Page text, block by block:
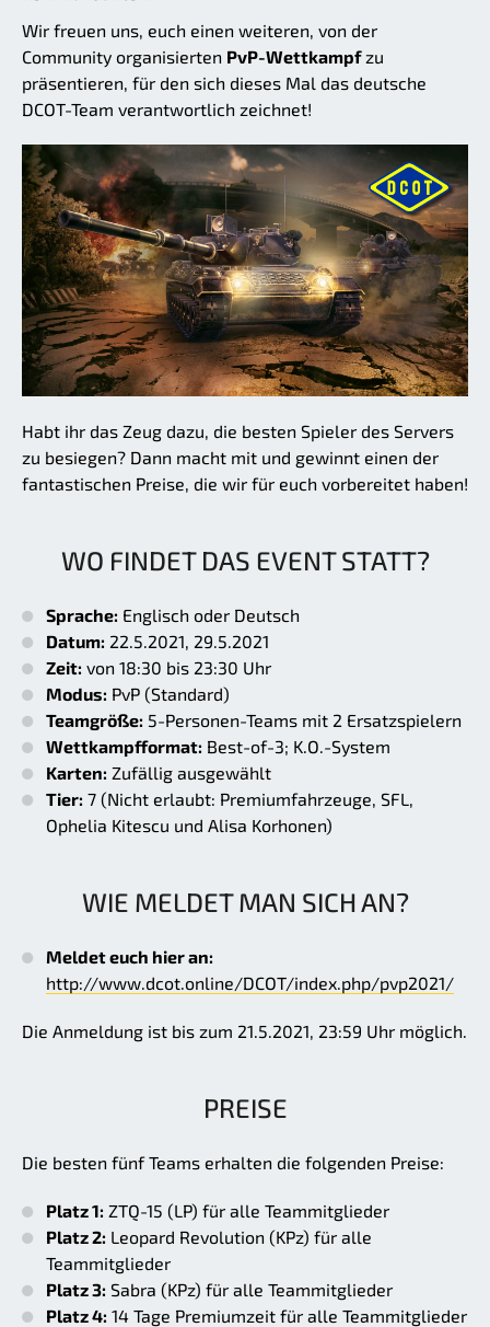
Wir freuen uns, euch einen weiteren, von der
Community organisierten PvP-Wettkampfzu
präsentieren, für den sich dieses Mal das deutsche
DCOT-Team verantwortlich zeichnet!
Habt ihr das Zeug dazu, die besten Spieler des Servers
zu besiegen? Dann macht mit und gewinnt einen der
fantastischen Preise, die wir für euch vorbereitet haben!
WO FINDET DAS EVENT STATT?
Sprache: Englisch oder Deutsch
Datum: 22.5.2021, 29.5.2021
Zeit: von 18:30 bis 23:30 Uhr
Modus: PvP (Standard)
Teamgröße: 5-Personen-Teams mit 2 Ersatzspielern
Wettkampfformat: Best-of-3; K.O.-System
Karten: Zufällig ausgewählt
Tier: 7 (Nicht erlaubt: Premiumfahrzeuge, SFL,
Ophelia Kitescu und Alisa Korhonen)
WIE MELDET MAN SICH AN?
Meldet euch hier an:
http://www.dcot.online/DCOT/index.php/pvp2021/
Die Anmeldung ist bis zum 21.5.2021, 23:59 Uhr möglich.
PREISE
Die besten fünf Teams erhalten die folgenden Preise:
Platz 1: ZTQ-15 (LP) für alle Teammitglieder
Platz 2: Leopard Revolution (KPz) für alle
Teammitglieder
Platz 3: Sabra (KPz) für alle Teammitglieder
Platz 4: 14 Tage Premiumzeit für alle Teammitglieder